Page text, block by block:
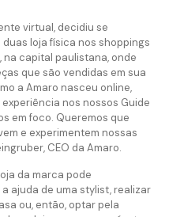
virtual, decidiu se
loja física nos shoppings
na capital paulistana, onde
que são vendidas em sua
a Amaro nasceu online,
nos nossos Guide
em foco. Queremos que
e experimentem nossas
CEO da Amaro.
da marca pode
ajuda de uma stylist, realizar
ou, então, optar pela